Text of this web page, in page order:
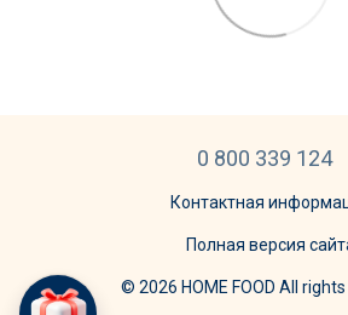
0 800 339 124
Контактная
Полная версия
© 2026 HOME FOOD All rights